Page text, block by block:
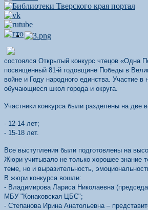
состоялся Открытый конкурс чтецов «Одна
посвященный 81-й годовщине Победы в
войне и Году народного единства. Участие в
обучающиеся школ города и округа.
Участники конкурса были разделены на две
- 12-14 лет;
- 15-18 лет.
Все выступления были подготовлены на
Жюри учитывало не только хорошее знание
теме, но и выразительность,
В жюри конкурса вошли:
- Владимирова Лариса Николаевна
МБУ "Конаковская ЦБС";
- Степанова Ирина Анатольевна –